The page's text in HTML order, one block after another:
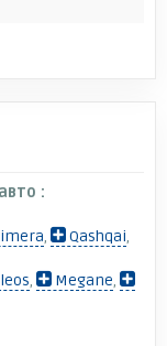
:
, Qashqai,
, Megane,